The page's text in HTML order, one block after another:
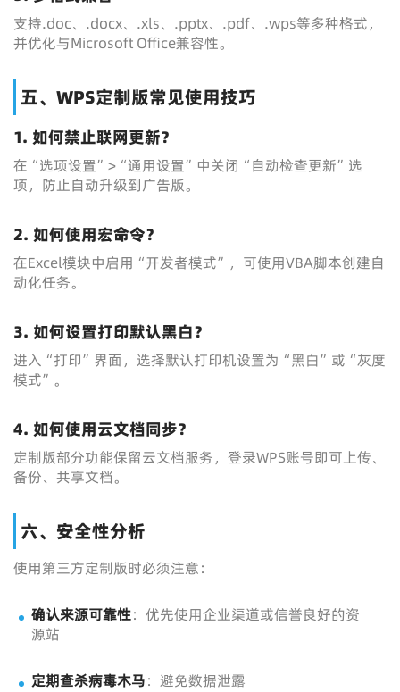
支持.doc、.docx、.xls、.pptx、.pdf、.wps等多种格式，
并优化与Microsoft Office兼容性。
五、WPS定制版常见使用技巧
1. 如何禁止联网更新？
在“选项设置”>“通用设置”中关闭“自动检查更新”选
项，防止自动升级到广告版。
2. 如何使用宏命令？
在Excel模块中启用“开发者模式”，可使用VBA脚本创建自
动化任务。
3. 如何设置打印默认黑白？
进入“打印”界面，选择默认打印机设置为“黑白”或“灰度
模式”。
4. 如何使用云文档同步？
定制版部分功能保留云文档服务，登录WPS账号即可上传、
备份、共享文档。
六、安全性分析
使用第三方定制版时必须注意：
确认来源可靠性：优先使用企业渠道或信誉良好的资
源站
定期查杀病毒木马：避免数据泄露